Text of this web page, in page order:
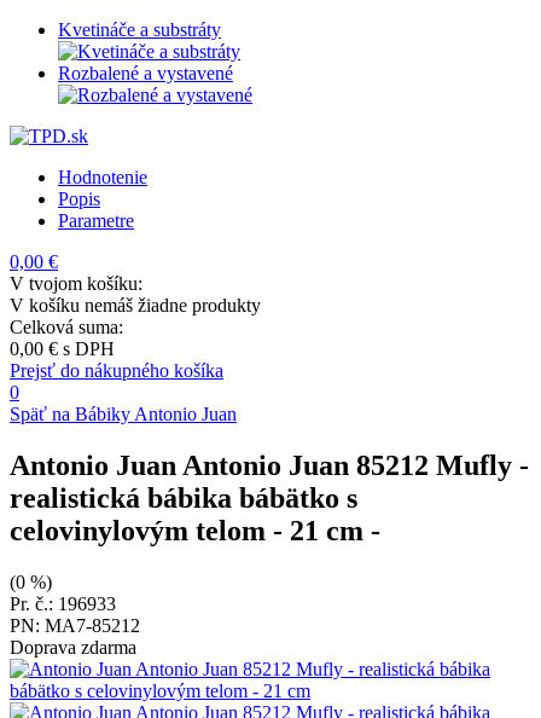
Kvetináče a substráty
Rozbalené a vystavené
Hodnotenie
Popis
Parametre
0,00 €
V tvojom košíku:
V košíku nemáš žiadne produkty
Celková suma:
0,00 € s DPH
Prejsť do nákupného košíka
0
Späť na Bábiky Antonio Juan
Antonio Juan Antonio Juan 85212 Mufly -
realistická bábika bábätko s
celovinylovým telom - 21 cm -
(0 %)
Pr. č.: 196933
PN: MA7-85212
Doprava zdarma